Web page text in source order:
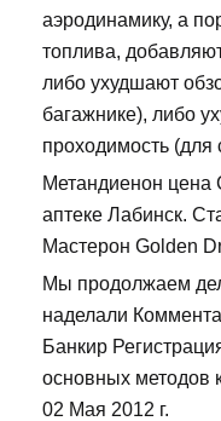
аэродинамику, а
топлива,
либо ухудшают
багажнике), либо
проходимость
Метандиенон цена
аптеке Лабинск.
Мастерон Golden
Мы продолжаем
наделали
Банкир
основных методов
02 Мая 2012 г.